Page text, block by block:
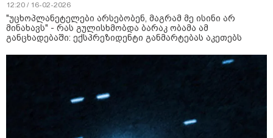
12:20 / 16-02-2026
"უცხოპლანეტელები არსებობენ, მაგრამ მე ისინი არ
მინახავს" - რას გულისხმობდა ბარაკ ობამა ამ
განცხადებაში: ექსპრეზიდენტი განმარტებას აკეთებს